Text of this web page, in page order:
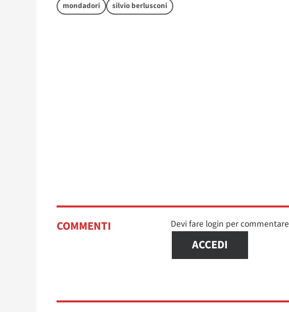
mondadori silvio berlusconi
COMMENTI Devi fare login per commentare
ACCEDI